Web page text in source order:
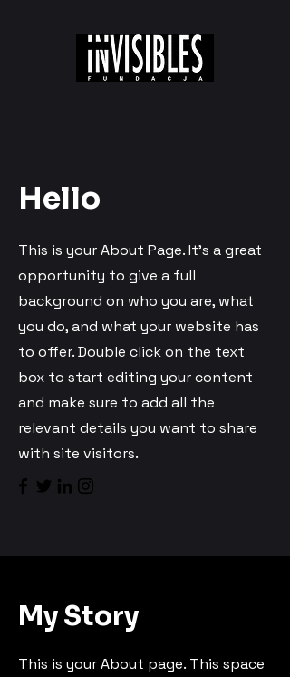
Hello
This is your About Page. It's a great
opportunity to give a full
background on who you are, what
you do, and what your website has
to offer. Double click on the text
box to start editing your content
and make sure to add all the
relevant details you want to share
with site visitors.
My Story
This is your About page. This space